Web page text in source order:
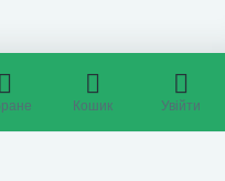
Кошик Увійти